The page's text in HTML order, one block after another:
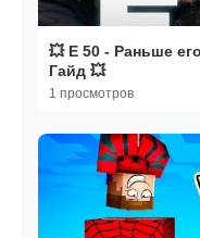
💥 E 50 - Раньше
Гайд 💥
1 просмотров